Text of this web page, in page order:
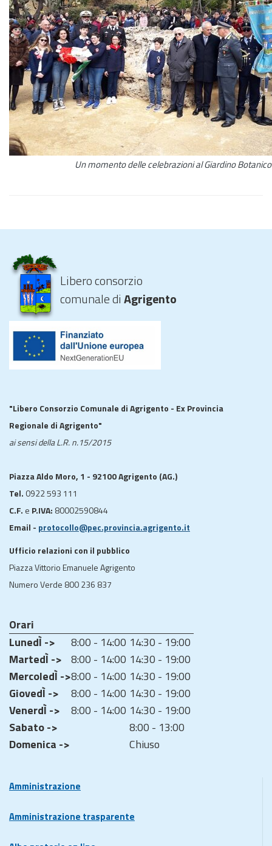
Un momento delle celebrazioni al Giardino Botanico
Libero consorzio
comunale diAgrigento
"Libero Consorzio Comunale di Agrigento - Ex Provincia
Regionale di Agrigento"
ai sensi della L.R. n.15/2015
Piazza Aldo Moro, 1 - 92100 Agrigento (AG.)
Tel. 0922 593 111
C.F. e P.IVA: 80002590844
Email - protocollo@pec.provincia.agrigento.it
Ufficio relazioni con il pubblico
Piazza Vittorio Emanuele Agrigento
Numero Verde 800 236 837
Orari
LunedÌ ->
8:00 - 14:00 14:30 - 19:00
MartedÌ -> 8:00 - 14:00 14:30 - 19:00
MercoledÌ ->8:00 - 14:00 14:30 - 19:00
GiovedÌ ->
8:00 - 14:00 14:30 - 19:00
VenerdÌ ->
8:00 - 14:00 14:30 - 19:00
Sabato ->
8:00 - 13:00
Domenica ->
Chiuso
Amministrazione
Amministrazione trasparente